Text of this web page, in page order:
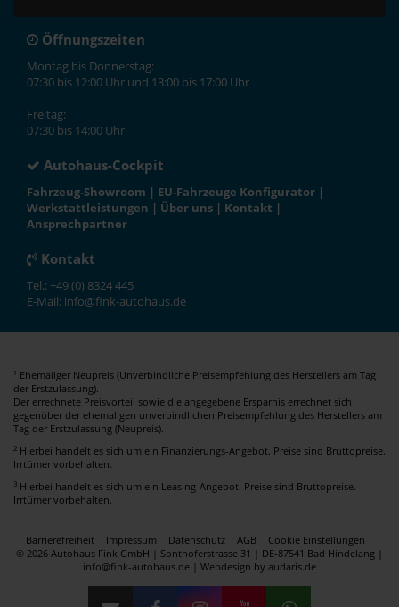
Öffnungszeiten
Montag bis Donnerstag:
07:30 bis 12:00 Uhr und 13:00 bis 17:00 Uhr
Freitag:
07:30 bis 14:00 Uhr
Autohaus-Cockpit
Fahrzeug-Showroom | EU-Fahrzeuge Konfigurator |
Werkstattleistungen | Über uns | Kontakt |
Ansprechpartner
Kontakt
Tel.: +49 (0) 8324 445
E-Mail: info@fink-autohaus.de
1 Ehemaliger Neupreis (Unverbindliche Preisempfehlung des Herstellers am Tag
der Erstzulassung).
Der errechnete Preisvorteil sowie die angegebene Ersparnis errechnet sich
gegenüber der ehemaligen unverbindlichen Preisempfehlung des Herstellers am
Tag der Erstzulassung (Neupreis).
2 Hierbei handelt es sich um ein Finanzierungs-Angebot. Preise sind Bruttopreise.
Irrtümer vorbehalten.
3 Hierbei handelt es sich um ein Leasing-Angebot. Preise sind Bruttopreise.
Irrtümer vorbehalten.
Barrierefreiheit Impressum Datenschutz AGB
Cookie Einstellungen
© 2026 Autohaus Fink GmbH | Sonthoferstrasse 31 | DE-87541 Bad Hindelang |
info@fink-autohaus.de | Webdesign by audaris.de